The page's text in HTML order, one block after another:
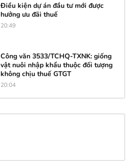
Điều kiện dự án đầu tư mới được
hưởng ưu đãi thuế
20:49
Công văn 3533/TCHQ-TXNK: giống
vật nuôi nhập khẩu thuộc đối tượng
không chịu thuế GTGT
20:04